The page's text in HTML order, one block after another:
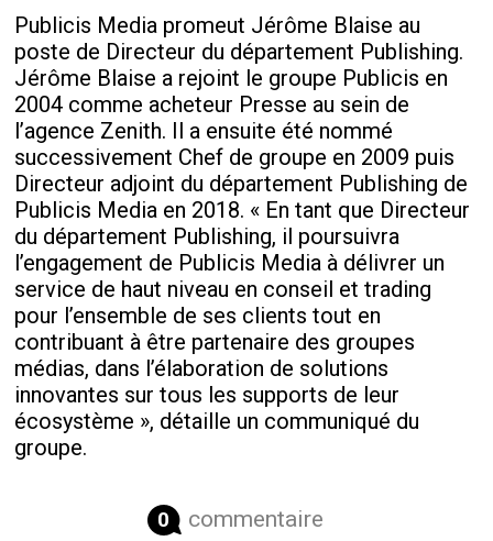
Publicis Media promeut Jérôme Blaise au
poste de Directeur du département Publishing.
Jérôme Blaise a rejoint le groupe Publicis en
2004 comme acheteur Presse au sein de
l’agence Zenith. Il a ensuite été nommé
successivement Chef de groupe en 2009 puis
Directeur adjoint du département Publishing de
Publicis Media en 2018. « En tant que Directeur
du département Publishing, il poursuivra
l’engagement de Publicis Media à délivrer un
service de haut niveau en conseil et trading
pour l’ensemble de ses clients tout en
contribuant à être partenaire des groupes
médias, dans l’élaboration de solutions
innovantes sur tous les supports de leur
écosystème », détaille un communiqué du
groupe.
0 commentaire